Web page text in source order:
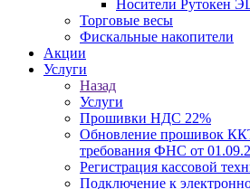
Носители Рутокен
Торговые весы
Фискальные накопители
Акции
Услуги
Назад
Услуги
Прошивки НДС 22%
Обновление прошивок
требования ФНС от
Регистрация кассовой
Подключение к